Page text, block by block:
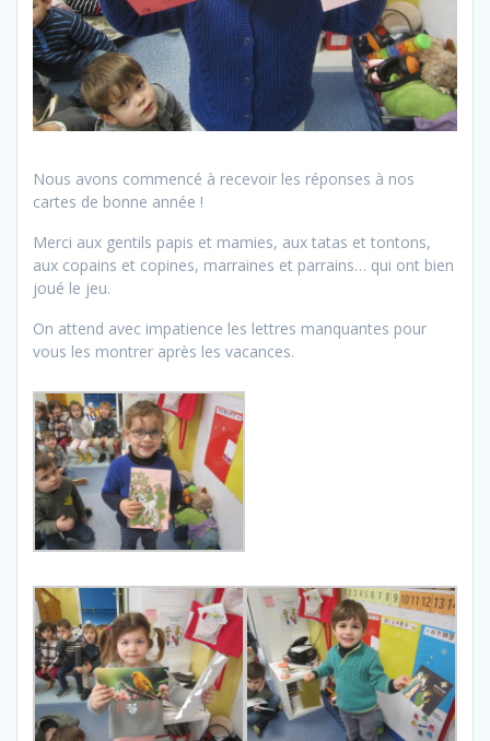
Nous avons commencé à recevoir les réponses à nos
cartes de bonne année !
Merci aux gentils papis et mamies, aux tatas et tontons,
aux copains et copines, marraines et parrains… qui ont bien
joué le jeu.
On attend avec impatience les lettres manquantes pour
vous les montrer après les vacances.